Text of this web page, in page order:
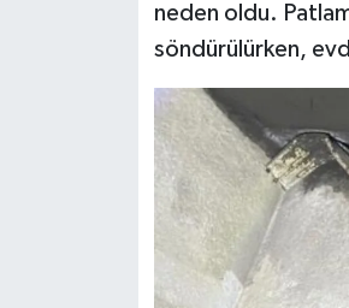
neden oldu.
söndürülürken,